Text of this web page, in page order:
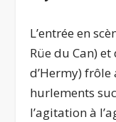
L’entrée en
Rüe du Can)
d’Hermy) frôle
hurlements
l’agitation à